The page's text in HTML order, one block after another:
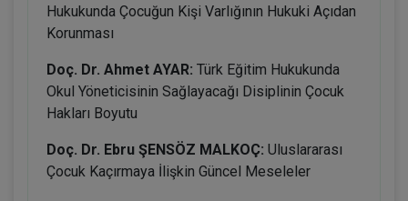
Hukukunda Çocuğun Kişi Varlığının Hukuki Açıdan
Korunması
Doç. Dr. Ahmet AYAR: Türk Eğitim Hukukunda
Okul Yöneticisinin Sağlayacağı Disiplinin Çocuk
Hakları Boyutu
Doç. Dr. Ebru ŞENSÖZ MALKOÇ: Uluslararası
Çocuk Kaçırmaya İlişkin Güncel Meseleler